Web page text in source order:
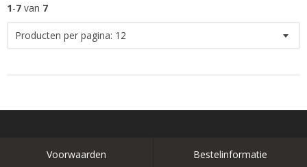
1-7 van 7
Producten per pagina: 12
Voorwaarden Bestelinformatie